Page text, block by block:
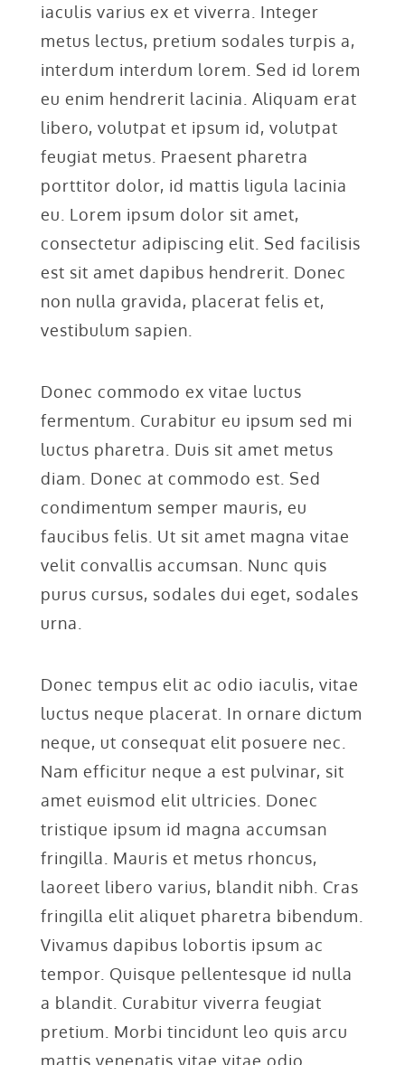
iaculis varius ex et viverra. Integer
metus lectus, pretium sodales turpis a,
interdum interdum lorem. Sed id lorem
eu enim hendrerit lacinia. Aliquam erat
libero, volutpat et ipsum id, volutpat
feugiat metus. Praesent pharetra
porttitor dolor, id mattis ligula lacinia
eu. Lorem ipsum dolor sit amet,
consectetur adipiscing elit. Sed facilisis
est sit amet dapibus hendrerit. Donec
non nulla gravida, placerat felis et,
vestibulum sapien.
Donec commodo ex vitae luctus
fermentum. Curabitur eu ipsum sed mi
luctus pharetra. Duis sit amet metus
diam. Donec at commodo est. Sed
condimentum semper mauris, eu
faucibus felis. Ut sit amet magna vitae
velit convallis accumsan. Nunc quis
purus cursus, sodales dui eget, sodales
urna.
Donec tempus elit ac odio iaculis, vitae
luctus neque placerat. In ornare dictum
neque, ut consequat elit posuere nec.
Nam efficitur neque a est pulvinar, sit
amet euismod elit ultricies. Donec
tristique ipsum id magna accumsan
fringilla. Mauris et metus rhoncus,
laoreet libero varius, blandit nibh. Cras
fringilla elit aliquet pharetra bibendum.
Vivamus dapibus lobortis ipsum ac
tempor. Quisque pellentesque id nulla
a blandit. Curabitur viverra feugiat
pretium. Morbi tincidunt leo quis arcu
mattis venenatis vitae vitae odio.